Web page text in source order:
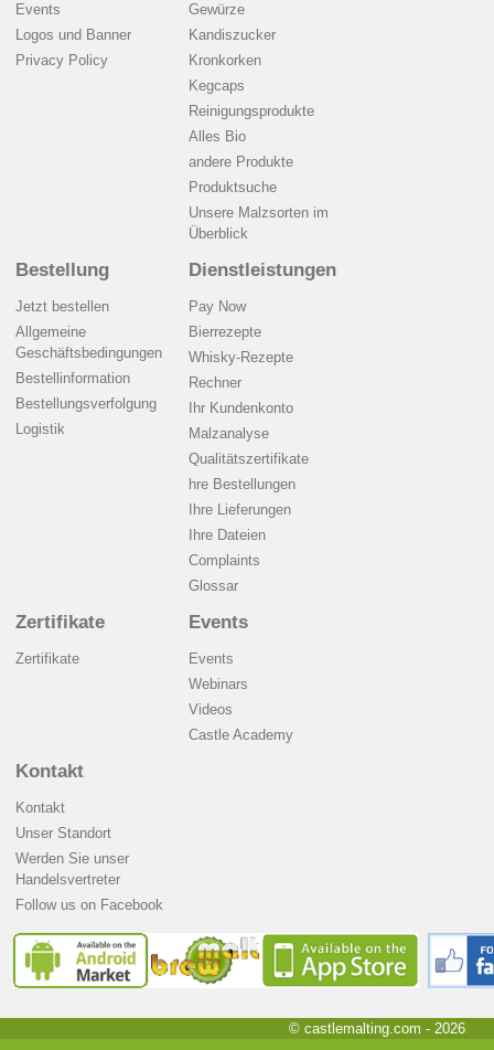
Events
Logos und Banner
Privacy Policy
Gewürze
Kandiszucker
Kronkorken
Kegcaps
Reinigungsprodukte
Alles Bio
andere Produkte
Produktsuche
Unsere Malzsorten im
Überblick
Bestellung
Jetzt bestellen
Allgemeine
Geschäftsbedingungen
Bestellinformation
Bestellungsverfolgung
Logistik
Dienstleistungen
Pay Now
Bierrezepte
Whisky-Rezepte
Rechner
Ihr Kundenkonto
Malzanalyse
Qualitätszertifikate
hre Bestellungen
Ihre Lieferungen
Ihre Dateien
Complaints
Glossar
Zertifikate
Zertifikate
Events
Events
Webinars
Videos
Castle Academy
Kontakt
Kontakt
Unser Standort
Werden Sie unser
Handelsvertreter
Follow us on Facebook
© castlemalting.com - 2026